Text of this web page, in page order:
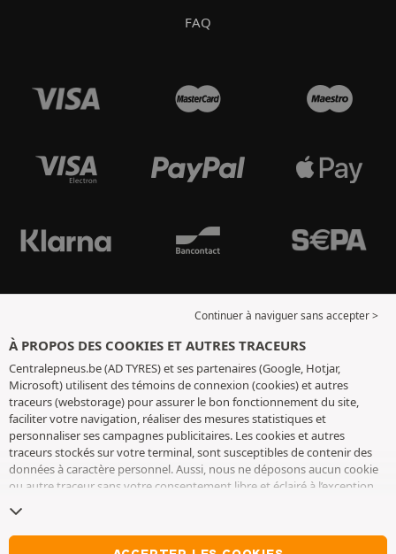
FAQ
Continuer à naviguer sans accepter >
À PROPOS DES COOKIES ET AUTRES TRACEURS
Centralepneus.be (AD TYRES) et ses partenaires (Google, Hotjar,
Microsoft) utilisent des témoins de connexion (cookies) et autres
traceurs (webstorage) pour assurer le bon fonctionnement du site,
faciliter votre navigation, réaliser des mesures statistiques et
personnaliser ses campagnes publicitaires. Les cookies et autres
traceurs stockés sur votre terminal, sont susceptibles de contenir des
données à caractère personnel. Aussi, nous ne déposons aucun cookie
ou autre traceur sans votre consentement libre et éclairé à l’exception
conservons votre choix pendant 6 mois. Vous pouvez retirer votre
consentement à tout moment en vous rendant sur lapage cookies et